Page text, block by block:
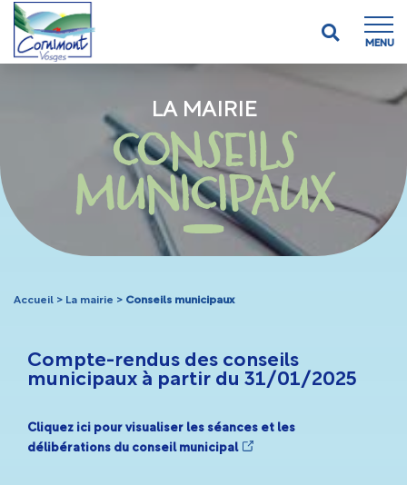
MENU
LA MAIRIE
CONSEILS
MUNICIPAUX
Accueil > La mairie > Conseils municipaux
Compte-rendus des conseils
municipaux à partir du 31/01/2025
Cliquez ici pour visualiser les séances et les
délibérations du conseil municipal